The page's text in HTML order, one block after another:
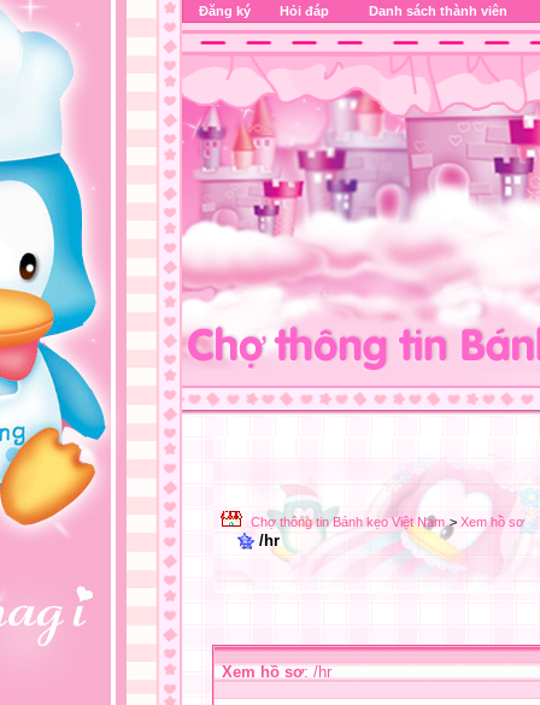
Đăng ký Hỏi đáp Danh sách thành viên
Chợ thông tin Bánh kẹo Việt Nam > Xem hồ sơ
/hr
Xem hồ sơ: /hr